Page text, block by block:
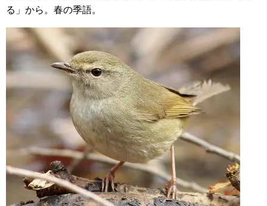
る」から。春の季語。